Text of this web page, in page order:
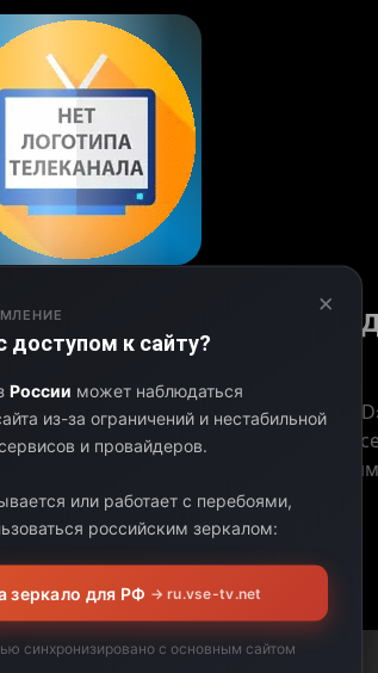
передач на
свой часовой пояс.
телеканала «Olsib Science-fiction
Программа телеканала «Olsib
Следите за актуальными
с любимым телеканалом.
ДЛИТЕЛЬНОСТЬ
×
к сайту?
России может наблюдаться
из-за ограничений и нестабильной
и провайдеров.
или работает с перебоями,
российским зеркалом:
зеркало для РФ → ru.vse-tv.net
синхронизировано с основным сайтом